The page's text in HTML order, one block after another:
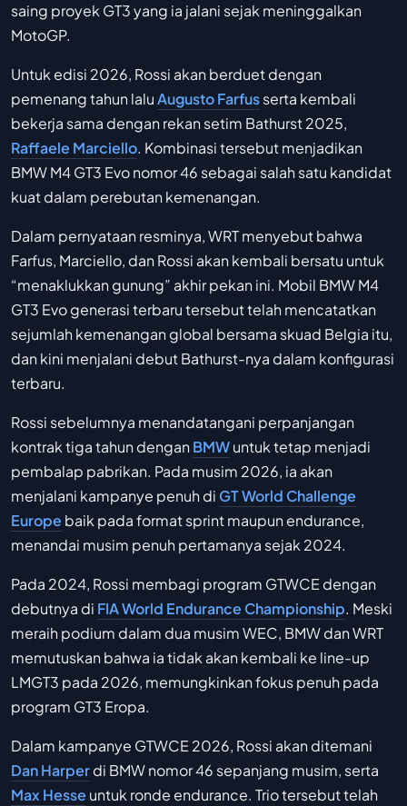
saing proyek GT3 yang ia jalani sejak meninggalkan
MotoGP.
Untuk edisi 2026, Rossi akan berduet dengan
pemenang tahun laluAugusto Farfusserta kembali
bekerja sama dengan rekan setim Bathurst 2025,
Raffaele Marciello. Kombinasi tersebut menjadikan
BMW M4 GT3 Evo nomor 46 sebagai salah satu kandidat
kuat dalam perebutan kemenangan.
Dalam pernyataan resminya, WRT menyebut bahwa
Farfus, Marciello, dan Rossi akan kembali bersatu untuk
“menaklukkan gunung” akhir pekan ini. Mobil BMW M4
GT3 Evo generasi terbaru tersebut telah mencatatkan
sejumlah kemenangan global bersama skuad Belgia itu,
dan kini menjalani debut Bathurst-nya dalam konfigurasi
terbaru.
Rossi sebelumnya menandatangani perpanjangan
kontrak tiga tahun denganBMWuntuk tetap menjadi
pembalap pabrikan. Pada musim 2026, ia akan
menjalani kampanye penuh di GT World Challenge
Europe baik pada format sprint maupun endurance,
menandai musim penuh pertamanya sejak 2024.
Pada 2024, Rossi membagi program GTWCE dengan
debutnya di FIA World Endurance Championship. Meski
meraih podium dalam dua musim WEC, BMW dan WRT
memutuskan bahwa ia tidak akan kembali ke line-up
LMGT3 pada 2026, memungkinkan fokus penuh pada
program GT3 Eropa.
Dalam kampanye GTWCE 2026, Rossi akan ditemani
Dan Harperdi BMW nomor 46 sepanjang musim, serta
Max Hesse untuk ronde endurance. Trio tersebut telah